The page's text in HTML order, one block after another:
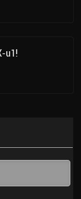
u1!